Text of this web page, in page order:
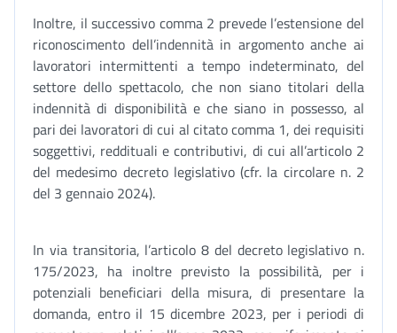
Inoltre, il successivo comma 2 prevede l’estensione del
riconoscimento dell’indennità in argomento anche ai
lavoratori intermittenti a tempo indeterminato, del
settore dello spettacolo, che non siano titolari della
indennità di disponibilità e che siano in possesso, al
pari dei lavoratori di cui al citato comma 1, dei requisiti
soggettivi, reddituali e contributivi, di cui all’articolo 2
del medesimo decreto legislativo (cfr. la circolare n. 2
del 3 gennaio 2024).
In via transitoria, l’articolo 8 del decreto legislativo n.
175/2023, ha inoltre previsto la possibilità, per i
potenziali beneficiari della misura, di presentare la
domanda, entro il 15 dicembre 2023, per i periodi di